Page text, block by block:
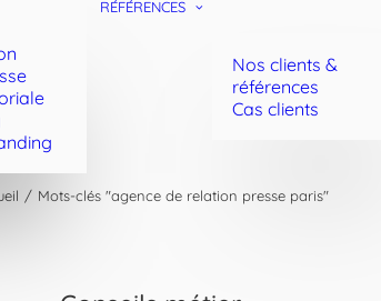
RÉFÉRENCES
Nos clients &
références
Cas clients
Mots-clés "agence de relation presse paris"